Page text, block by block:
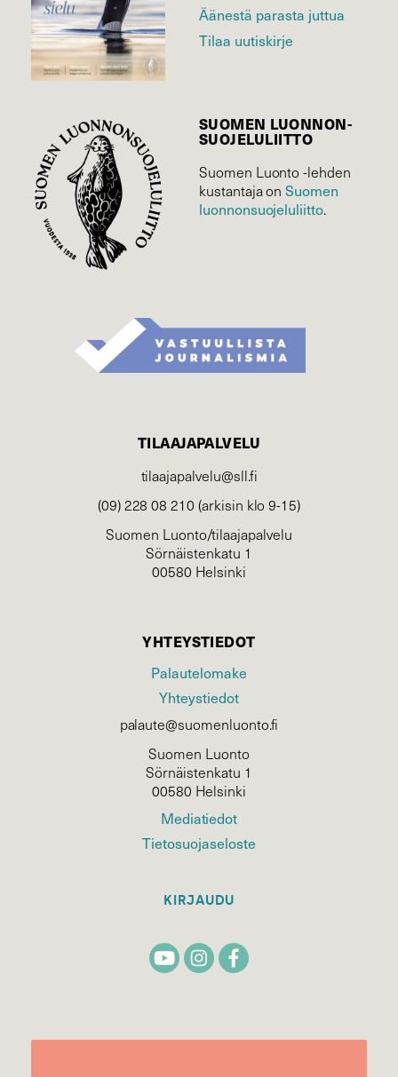
Äänestä parasta juttua
Tilaa uutiskirje
SUOMEN LUONNON­
SUOJELU­LIITTO
Suomen Luonto -lehden
kustantaja onSuomen
luonnonsuojelu­liitto.
TILAAJAPALVELU
tilaajapalvelu@sll.fi
(09) 228 08 210 (arkisin klo 9-15)
Suomen Luonto/tilaajapalvelu
Sörnäistenkatu 1
00580 Helsinki
YHTEYSTIEDOT
Palautelomake
Yhteystiedot
palaute@suomenluonto.fi
Suomen Luonto
Sörnäistenkatu 1
00580 Helsinki
Mediatiedot
Tietosuojaseloste
KIRJAUDU